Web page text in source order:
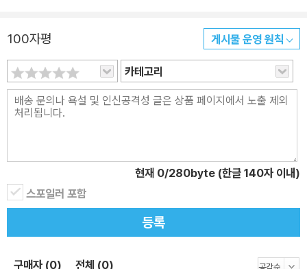
100자평 게시물 운영 원칙
카테고리
현재 0/280byte (한글 140자 이내)
스포일러 포함
등록
구매자 (0) 전체 (0)